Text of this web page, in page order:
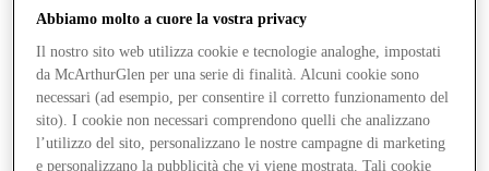
Pianifica la tua visita
Cosa c'è in programma
Mangia e Bevi
Gift Card
Servizi
Com'è andata la tua giornata?
Altro
Abbiamo molto a cuore la vostra privacy
Il nostro sito web utilizza cookie e tecnologie analoghe, impostati
da McArthurGlen per una serie di finalità. Alcuni cookie sono
necessari (ad esempio, per consentire il corretto funzionamento del
sito). I cookie non necessari comprendono quelli che analizzano
l’utilizzo del sito, personalizzano le nostre campagne di marketing
e personalizzano la pubblicità che vi viene mostrata. Tali cookie